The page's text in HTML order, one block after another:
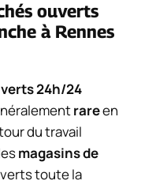
ouverts
à Rennes
24h/24
rareen
du travail
magasins de
toute la